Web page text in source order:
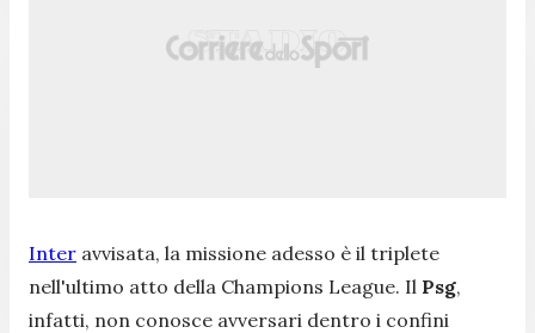
Inter avvisata, la missione adesso è il triplete
nell'ultimo atto della Champions League. Il Psg,
infatti, non conosce avversari dentro i confini